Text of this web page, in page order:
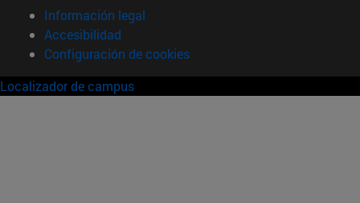
Información legal
Accesibilidad
Configuración de cookies
Localizador de campus